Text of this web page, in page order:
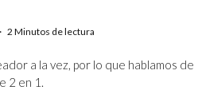
· 2 Minutos de lectura
a la vez, por lo que hablamos de
2 en 1.